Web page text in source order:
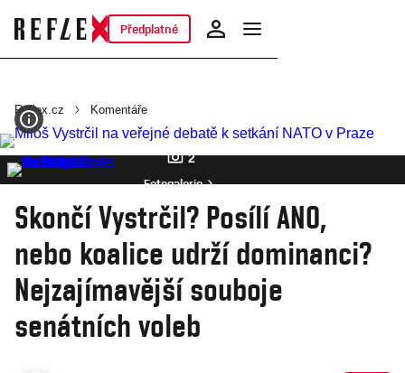
Předplatné
Reflex.cz Komentáře
2
Fotogalerie
Skončí Vystrčil? Posílí ANO,
nebo koalice udrží dominanci?
Nejzajímavější souboje
senátních voleb